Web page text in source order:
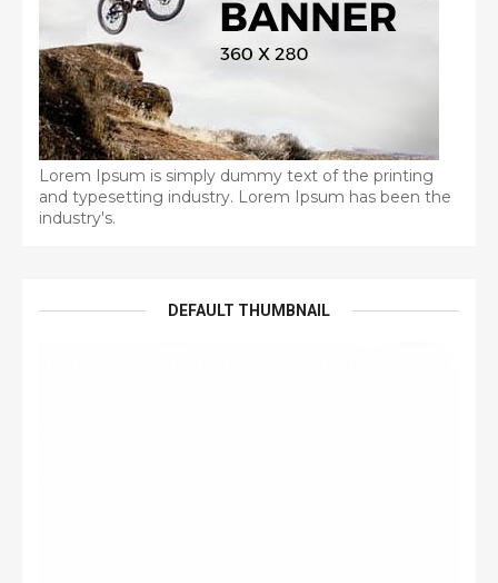
Lorem Ipsum is simply dummy text of the printing
and typesetting industry. Lorem Ipsum has been the
industry's.
DEFAULT THUMBNAIL